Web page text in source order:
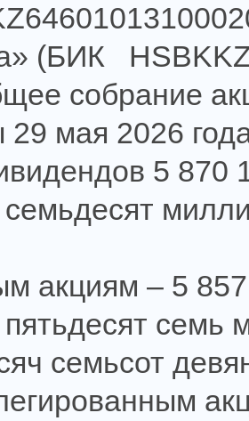
(БИК
собрание
29 мая 2026
5 870
акциям – 5
семь
семьсот